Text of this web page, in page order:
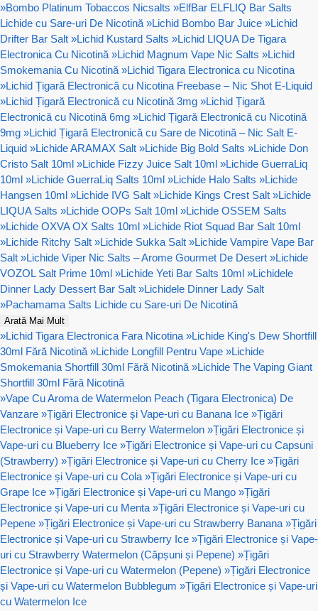
»Bombo Platinum Tobaccos Nicsalts »ElfBar ELFLIQ Bar Salts
Lichide cu Sare-uri De Nicotină »Lichid Bombo Bar Juice »Lichid
Drifter Bar Salt »Lichid Kustard Salts »Lichid LIQUA De Tigara
Electronica Cu Nicotină »Lichid Magnum Vape Nic Salts »Lichid
Smokemania Cu Nicotină »Lichid Tigara Electronica cu Nicotina
»Lichid Țigară Electronică cu Nicotina Freebase – Nic Shot E-Liquid
»Lichid Țigară Electronică cu Nicotină 3mg »Lichid Țigară
Electronică cu Nicotină 6mg »Lichid Țigară Electronică cu Nicotină
9mg »Lichid Țigară Electronică cu Sare de Nicotină – Nic Salt E-
Liquid »Lichide ARAMAX Salt »Lichide Big Bold Salts »Lichide Don
Cristo Salt 10ml »Lichide Fizzy Juice Salt 10ml »Lichide GuerraLiq
10ml »Lichide GuerraLiq Salts 10ml »Lichide Halo Salts »Lichide
Hangsen 10ml »Lichide IVG Salt »Lichide Kings Crest Salt »Lichide
LIQUA Salts »Lichide OOPs Salt 10ml »Lichide OSSEM Salts
»Lichide OXVA OX Salts 10ml »Lichide Riot Squad Bar Salt 10ml
»Lichide Ritchy Salt »Lichide Sukka Salt »Lichide Vampire Vape Bar
Salt »Lichide Viper Nic Salts – Arome Gourmet De Desert »Lichide
VOZOL Salt Prime 10ml »Lichide Yeti Bar Salts 10ml »Lichidele
Dinner Lady Dessert Bar Salt »Lichidele Dinner Lady Salt
»Pachamama Salts Lichide cu Sare-uri De Nicotină
Arată Mai Mult
»Lichid Tigara Electronica Fara Nicotina »Lichide King's Dew Shortfill
30ml Fără Nicotină »Lichide Longfill Pentru Vape »Lichide
Smokemania Shortfill 30ml Fără Nicotină »Lichide The Vaping Giant
Shortfill 30ml Fără Nicotină
»Vape Cu Aroma de Watermelon Peach (Tigara Electronica) De
Vanzare »Țigări Electronice și Vape-uri cu Banana Ice »Țigări
Electronice și Vape-uri cu Berry Watermelon »Țigări Electronice și
Vape-uri cu Blueberry Ice »Țigări Electronice și Vape-uri cu Capsuni
(Strawberry) »Țigări Electronice și Vape-uri cu Cherry Ice »Țigări
Electronice și Vape-uri cu Cola »Țigări Electronice și Vape-uri cu
Grape Ice »Țigări Electronice și Vape-uri cu Mango »Țigări
Electronice și Vape-uri cu Menta »Țigări Electronice și Vape-uri cu
Pepene »Țigări Electronice și Vape-uri cu Strawberry Banana »Țigări
Electronice și Vape-uri cu Strawberry Ice »Țigări Electronice și Vape-
uri cu Strawberry Watermelon (Căpșuni și Pepene) »Țigări
Electronice și Vape-uri cu Watermelon (Pepene) »Țigări Electronice
și Vape-uri cu Watermelon Bubblegum »Țigări Electronice și Vape-uri
cu Watermelon Ice